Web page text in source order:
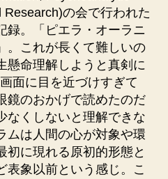
の会で行われた
録。「ピエラ・オーラニ
。これが長くて難しいの
懸命理解しようと真剣に
面に目を近づけすぎて
鏡のおかげで読めたのだ
なくしないと理解できな
ムは人間の心が対象や環
初に現れる原初的形態と
表象以前という感じ。こ